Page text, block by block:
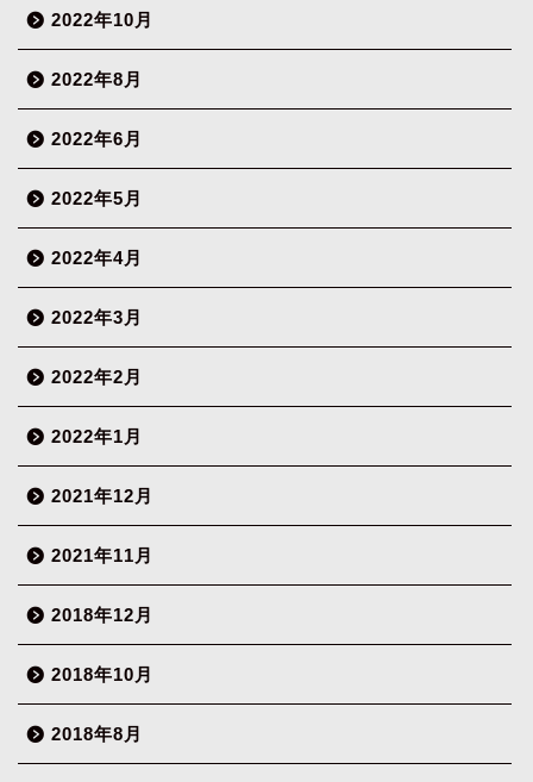
2022年10月
2022年8月
2022年6月
2022年5月
2022年4月
2022年3月
2022年2月
2022年1月
2021年12月
2021年11月
2018年12月
2018年10月
2018年8月